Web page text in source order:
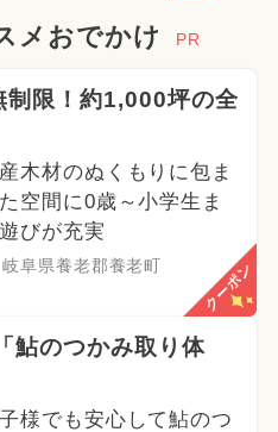
メおでかけ PR
制限！約1,000坪の全
木材のぬくもりに包ま
空間に0歳～小学生ま
びが充実
岐阜県養老郡養老町 クーポン
鮎のつかみ取り体
様でも安心して鮎のつ